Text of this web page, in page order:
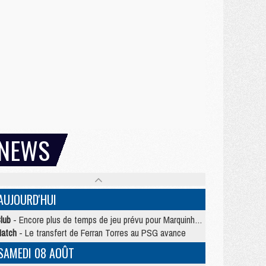
- Encore plus de temps de jeu prévu pour Marquinhos et les Portugais en Supercoupe
- Le transfert de Ferran Torres au PSG avance
08 AOÛT